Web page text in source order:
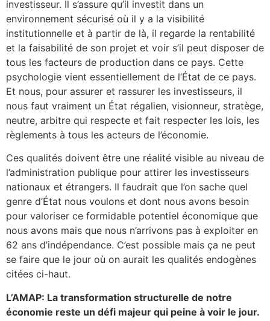
investisseur. Il s’assure qu’il investit dans un
environnement sécurisé où il y a la visibilité
institutionnelle et à partir de là, il regarde la rentabilité
et la faisabilité de son projet et voir s’il peut disposer de
tous les facteurs de production dans ce pays. Cette
psychologie vient essentiellement de l’État de ce pays.
Et nous, pour assurer et rassurer les investisseurs, il
nous faut vraiment un État régalien, visionneur, stratège,
neutre, arbitre qui respecte et fait respecter les lois, les
règlements à tous les acteurs de l’économie.
Ces qualités doivent être une réalité visible au niveau de
l’administration publique pour attirer les investisseurs
nationaux et étrangers. Il faudrait que l’on sache quel
genre d’État nous voulons et dont nous avons besoin
pour valoriser ce formidable potentiel économique que
nous avons mais que nous n’arrivons pas à exploiter en
62 ans d’indépendance. C’est possible mais ça ne peut
se faire que le jour où on aurait les qualités endogènes
citées ci-haut.
L’AMAP: La transformation structurelle de notre
économie reste un défi majeur qui peine à voir le jour.